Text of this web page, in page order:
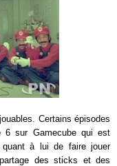
Certains épisodes
6 sur Gamecube qui est
quant à lui de faire jouer
des sticks et des